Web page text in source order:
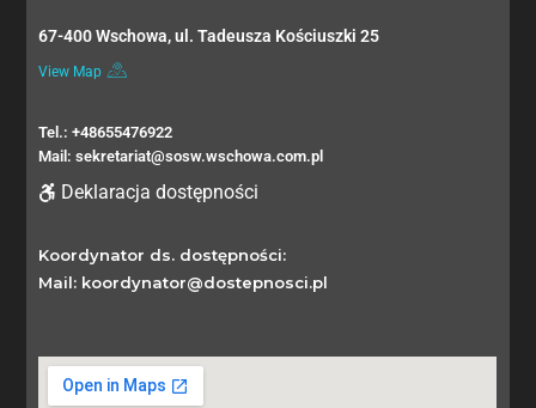
67-400 Wschowa, ul. Tadeusza Kościuszki 25
View Map
Tel.: +48655476922
Mail: sekretariat@sosw.wschowa.com.pl
Deklaracja dostępności
Koordynator ds. dostępności:
Mail: koordynator@dostepnosci.pl